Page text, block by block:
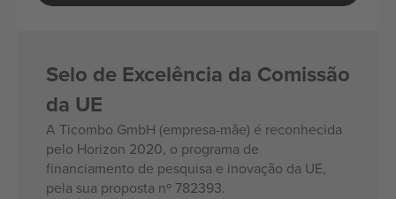
Selo de Excelência da Comissão
da UE
A Ticombo GmbH (empresa-mãe) é reconhecida
pelo Horizon 2020, o programa de
financiamento de pesquisa e inovação da UE,
pela sua proposta nº 782393.